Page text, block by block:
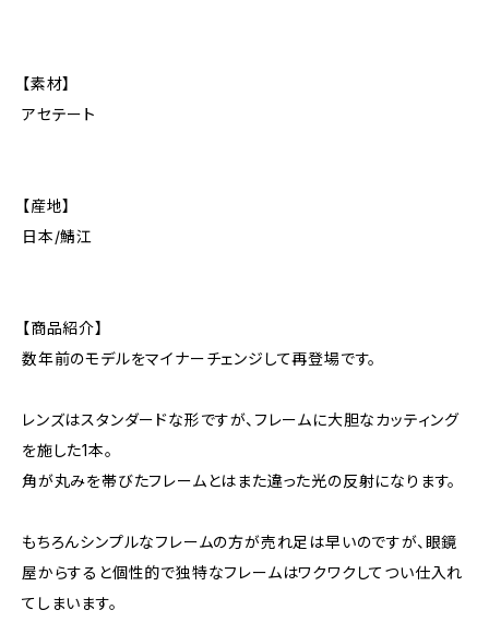
【素材】
アセテート
【産地】
日本/鯖江
【商品紹介】
数年前のモデルをマイナーチェンジして再登場です。
レンズはスタンダードな形ですが、フレームに大胆なカッティング
を施した1本。
角が丸みを帯びたフレームとはまた違った光の反射になります。
もちろんシンプルなフレームの方が売れ足は早いのですが、眼鏡
屋からすると個性的で独特なフレームはワクワクしてつい仕入れ
てしまいます。